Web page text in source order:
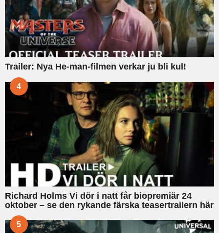
Trailer: Nya He-man-filmen verkar ju bli kul!
4
Richard Holms Vi dör i natt får biopremiär 24
oktober – se den rykande färska teasertrailern här
5